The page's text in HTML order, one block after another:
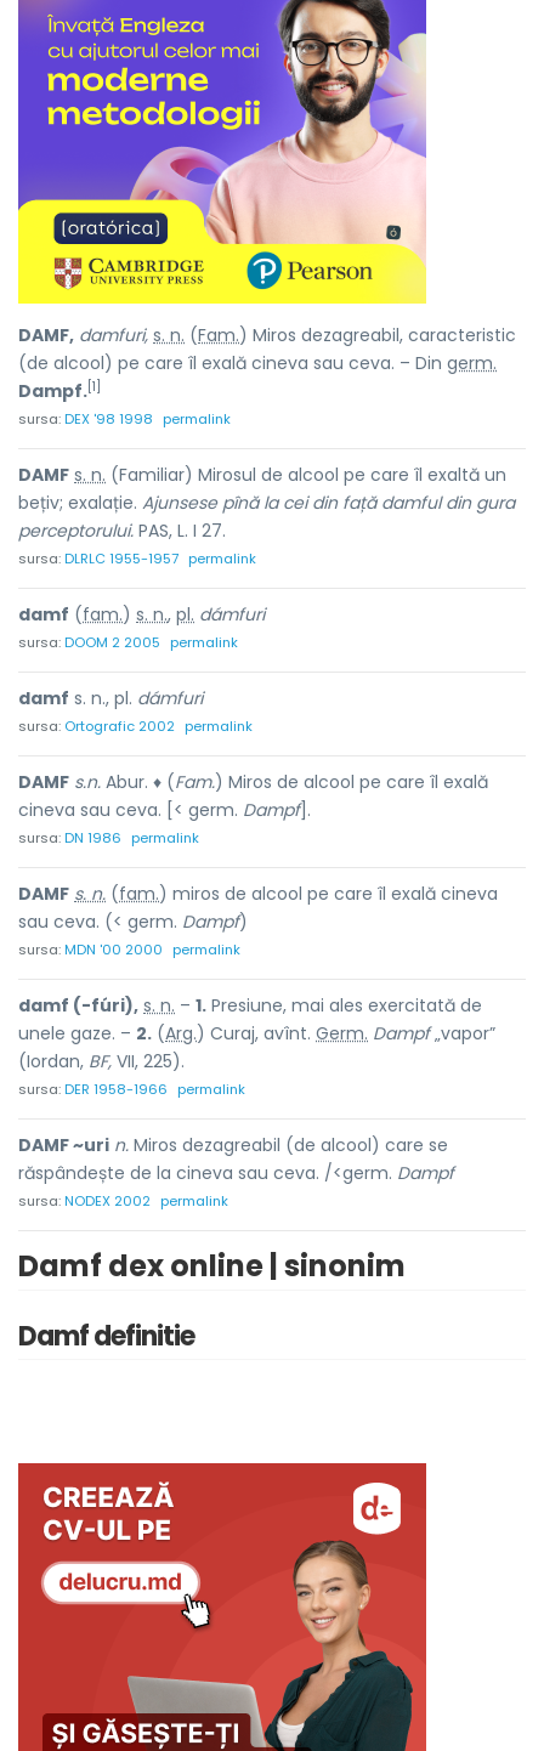
DAMF, damfuri, s. n. (Fam.) Miros dezagreabil, caracteristic
(de alcool) pe care îl exală cineva sau ceva. – Din germ.
Dampf. [1]
sursa:DEX '98 1998 permalink
DAMF s. n. (Familiar) Mirosul de alcool pe care îl exaltă un
bețiv; exalație. Ajunsese pînă la cei din față damful din gura
perceptorului. PAS, L. I 27.
sursa:DLRLC 1955-1957 permalink
damf (fam.) s. n., pl. dámfuri
sursa:DOOM 2 2005 permalink
damf s. n., pl. dámfuri
sursa: Ortografic 2002 permalink
DAMF s.n. Abur. ♦ (Fam.) Miros de alcool pe care îl exală
cineva sau ceva. [< germ. Dampf].
sursa:DN 1986 permalink
DAMF s. n. (fam.) miros de alcool pe care îl exală cineva
sau ceva. (< germ. Dampf)
sursa:MDN '00 2000 permalink
damf (-fúri), s. n. – 1. Presiune, mai ales exercitată de
unele gaze. – 2. (Arg.) Curaj, avînt. Germ. Dampf„vapor”
(Iordan, BF, VII, 225).
sursa:DER 1958-1966 permalink
DAMF ~uri n. Miros dezagreabil (de alcool) care se
răspândește de la cineva sau ceva. /<germ. Dampf
sursa:NODEX 2002 permalink
Damf dex online | sinonim
Damf definitie